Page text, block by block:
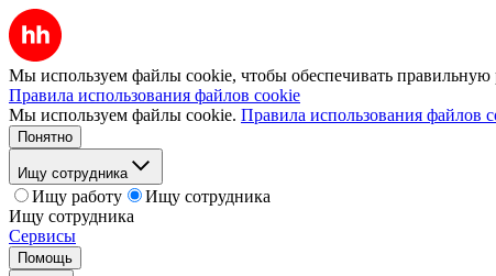
Мы используем файлы cookie, чтобы обеспечивать правильную
Правила использования файлов cookie
Мы используем файлы cookie. Правила использования файлов
Понятно
Ищу сотрудника
Ищу работу
Ищу сотрудника
Ищу сотрудника
Сервисы
Помощь